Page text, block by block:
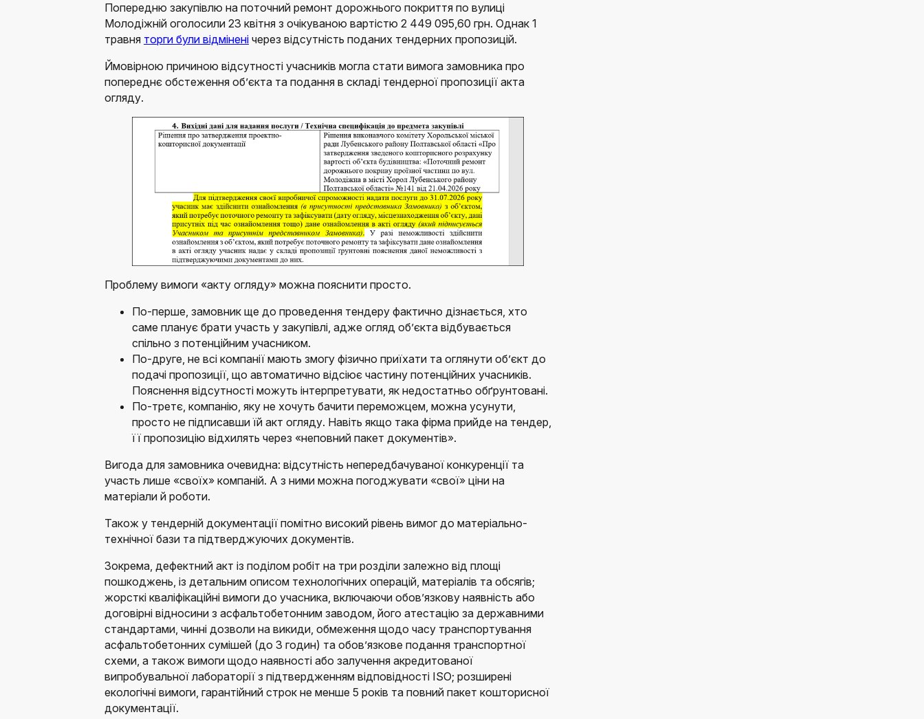
Попередню закупівлю на поточний ремонт дорожнього покриття по вулиці
Молодіжній оголосили 23 квітня з очікуваною вартістю 2 449 095,60 грн. Однак 1
травня торги були відмінені через відсутність поданих тендерних пропозицій.
Ймовірною причиною відсутності учасників могла стати вимога замовника про
попереднє обстеження об’єкта та подання в складі тендерної пропозиції акта
огляду.
Проблему вимоги «акту огляду» можна пояснити просто.
По-перше, замовник ще до проведення тендеру фактично дізнається, хто
саме планує брати участь у закупівлі, адже огляд об’єкта відбувається
спільно з потенційним учасником.
По-друге, не всі компанії мають змогу фізично приїхати та оглянути об’єкт до
подачі пропозиції, що автоматично відсіює частину потенційних учасників.
Пояснення відсутності можуть інтерпретувати, як недостатньо обґрунтовані.
По-третє, компанію, яку не хочуть бачити переможцем, можна усунути,
просто не підписавши їй акт огляду. Навіть якщо така фірма прийде на тендер,
її пропозицію відхилять через «неповний пакет документів».
Вигода для замовника очевидна: відсутність непередбачуваної конкуренції та
участь лише «своїх» компаній. А з ними можна погоджувати «свої» ціни на
матеріали й роботи.
Також у тендерній документації помітно високий рівень вимог до матеріально-
технічної бази та підтверджуючих документів.
Зокрема, дефектний акт із поділом робіт на три розділи залежно від площі
пошкоджень, із детальним описом технологічних операцій, матеріалів та обсягів;
жорсткі кваліфікаційні вимоги до учасника, включаючи обов’язкову наявність або
договірні відносини з асфальтобетонним заводом, його атестацію за державними
стандартами, чинні дозволи на викиди, обмеження щодо часу транспортування
асфальтобетонних сумішей (до 3 годин) та обов’язкове подання транспортної
схеми, а також вимоги щодо наявності або залучення акредитованої
випробувальної лабораторії з підтвердженням відповідності ISO; розширені
екологічні вимоги, гарантійний строк не менше 5 років та повний пакет кошторисної
документації.